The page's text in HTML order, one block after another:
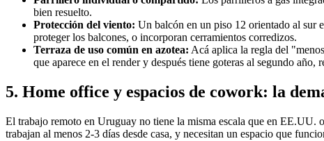
bien resuelto.
Protección del viento: Un balcón en un piso 12 orientado al sur
proteger los balcones, o incorporan cerramientos corredizos.
Terraza de uso común en azotea: Acá aplica la regla del
que aparece en el render y después tiene goteras al segundo año,
5. Home office y espacios de cowork: la
El trabajo remoto en Uruguay no tiene la misma escala que en EE.UU.
trabajan al menos 2-3 días desde casa, y necesitan un espacio que